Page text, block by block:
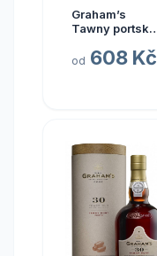
Graham’s
Tawny portské
(holá láhev)
od 608 Kč